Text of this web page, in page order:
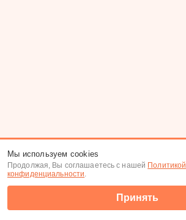
Мы используем cookies
Продолжая, Вы соглашаетесь с нашей Политикой
конфиденциальности.
Принять